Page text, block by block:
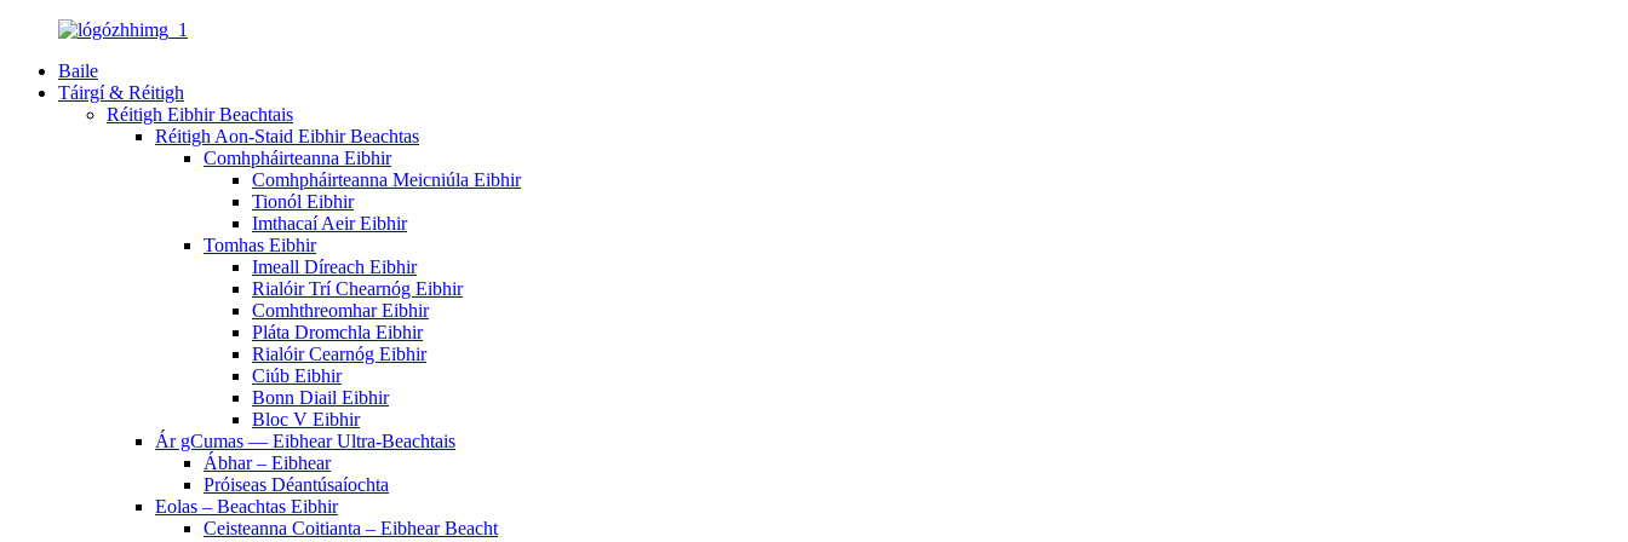
Baile
Táirgí & Réitigh
Réitigh Eibhir Beachtais
Réitigh Aon-Staid Eibhir Beachtas
Comhpháirteanna Eibhir
Comhpháirteanna Meicniúla Eibhir
Tionól Eibhir
Imthacaí Aeir Eibhir
Tomhas Eibhir
Imeall Díreach Eibhir
Rialóir Trí Chearnóg Eibhir
Comhthreomhar Eibhir
Pláta Dromchla Eibhir
Rialóir Cearnóg Eibhir
Ciúb Eibhir
Bonn Diail Eibhir
Bloc V Eibhir
Ár gCumas — Eibhear Ultra-Beachtais
Ábhar – Eibhear
Próiseas Déantúsaíochta
Eolas – Beachtas Eibhir
Ceisteanna Coitianta – Eibhear Beacht